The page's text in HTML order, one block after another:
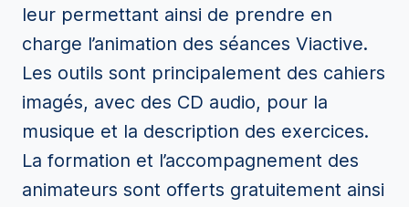
leur permettant ainsi de prendre en
charge l’animation des séances Viactive.
Les outils sont principalement des cahiers
imagés, avec des CD audio, pour la
musique et la description des exercices.
La formation et l’accompagnement des
animateurs sont offerts gratuitement ainsi